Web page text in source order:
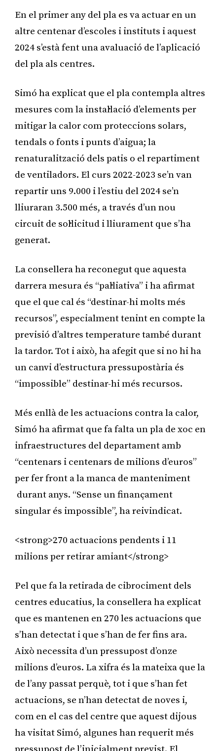
En el primer any del pla es va actuar en un
altre centenar d’escoles i instituts i aquest
2024 s’està fent una avaluació de l’aplicació
del pla als centres.
Simó ha explicat que el pla contempla altres
mesures com la instal·lació d’elements per
mitigar la calor com proteccions solars,
tendals o fonts i punts d’aigua; la
renaturalització dels patis o el repartiment
de ventiladors. El curs 2022-2023 se’n van
repartir uns 9.000 i l’estiu del 2024 se’n
lliuraran 3.500 més, a través d’un nou
circuit de sol·licitud i lliurament que s’ha
generat.
La consellera ha reconegut que aquesta
darrera mesura és “pal·liativa” i ha afirmat
que el que cal és “destinar-hi molts més
recursos”, especialment tenint en compte la
previsió d’altres temperature també durant
la tardor. Tot i això, ha afegit que si no hi ha
un canvi d’estructura pressupostària és
“impossible” destinar-hi més recursos.
Més enllà de les actuacions contra la calor,
Simó ha afirmat que fa falta un pla de xoc en
infraestructures del departament amb
“centenars i centenars de milions d’euros”
per fer front a la manca de manteniment
durant anys. “Sense un finançament
singular és impossible”, ha reivindicat.
<strong>270 actuacions pendents i 11
milions per retirar amiant</strong>
Pel que fa la retirada de cibrociment dels
centres educatius, la consellera ha explicat
que es mantenen en 270 les actuacions que
s’han detectat i que s’han de fer fins ara.
Això necessita d’un pressupost d’onze
milions d’euros. La xifra és la mateixa que la
de l’any passat perquè, tot i que s’han fet
actuacions, se n’han detectat de noves i,
com en el cas del centre que aquest dijous
ha visitat Simó, algunes han requerit més